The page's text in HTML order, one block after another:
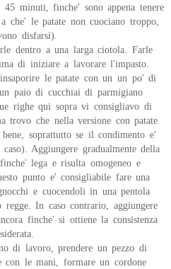
minuti, finche' sono appena tenere
che' le patate non cuociano troppo,
disfarsi).
dentro a una larga ciotola. Farle
di iniziare a lavorare l'impasto.
le patate con un un po' di
paio di cucchiai di parmigiano
righe qui sopra vi consigliavo di
trovo che nella versione con patate
soprattutto se il condimento e'
Aggiungere gradualmente della
lega e risulta omogeneo e
punto e' consigliabile fare una
e cuocendoli in una pentola
regge. In caso contrario, aggiungere
finche' si ottiene la consistenza
di lavoro, prendere un pezzo di
con le mani, formare un cordone